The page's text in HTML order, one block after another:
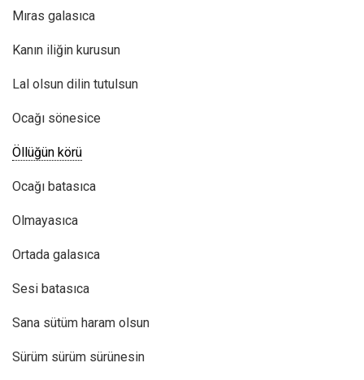
Mıras galasıca
Kanın iliğin kurusun
Lal olsun dilin tutulsun
Ocağı sönesice
Öllüğün körü
Ocağı batasıca
Olmayasıca
Ortada galasıca
Sesi batasıca
Sana sütüm haram olsun
Sürüm sürüm sürünesin